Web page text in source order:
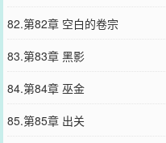
82.第82章 空白的卷宗
83.第83章 黑影
84.第84章 巫金
85.第85章 出关